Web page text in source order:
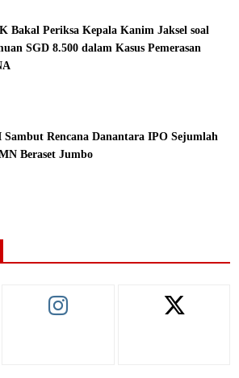
Bakal Periksa Kepala Kanim Jaksel soal
SGD 8.500 dalam Kasus Pemerasan
Sambut Rencana Danantara IPO Sejumlah
Beraset Jumbo